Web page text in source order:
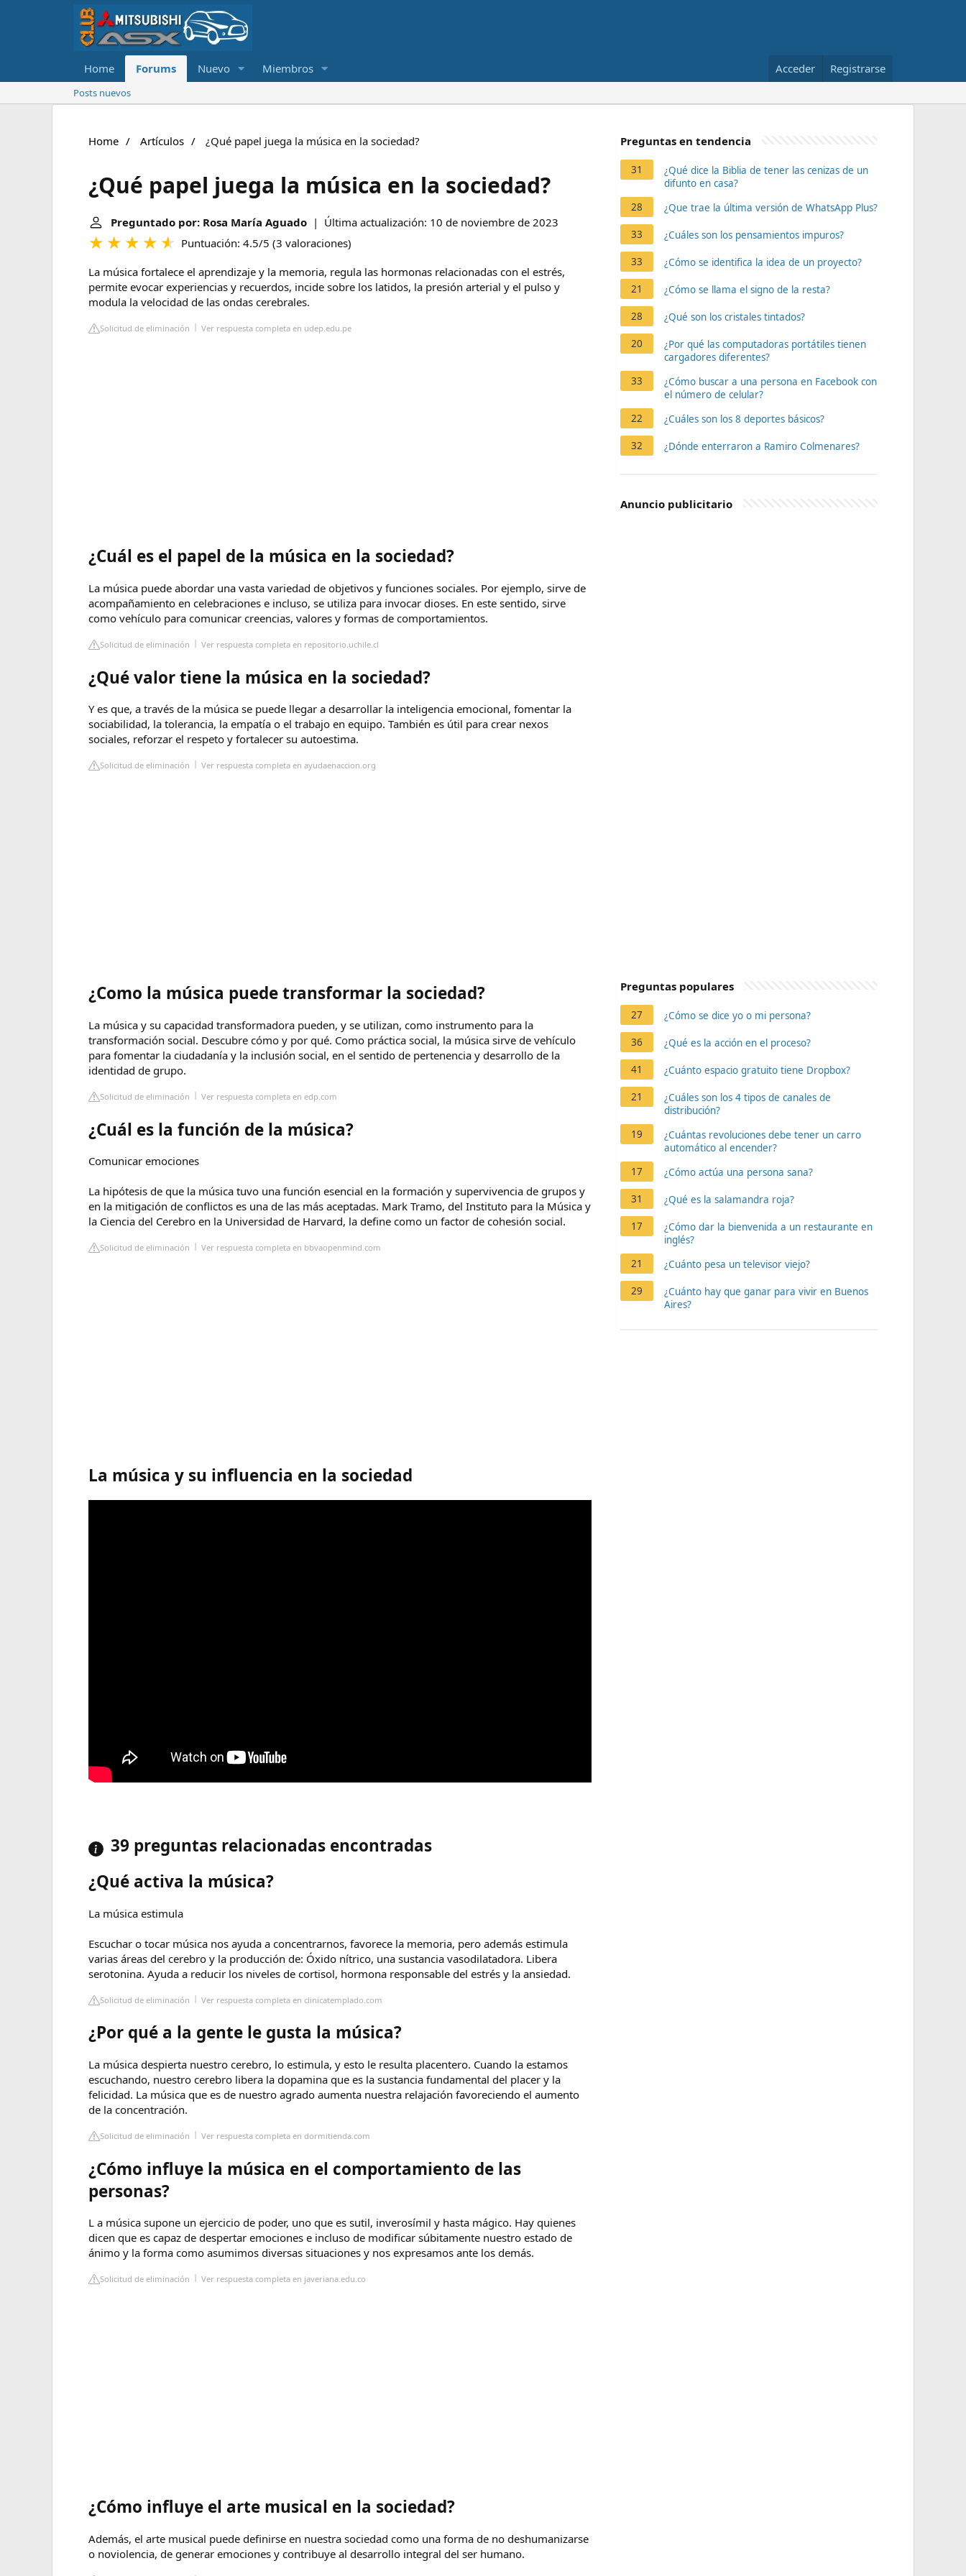
Home Forums Nuevo Miembros Acceder Registrarse
Posts nuevos
Home Artículos ¿Qué papel juega la música en la sociedad?
¿Qué papel juega la música en la sociedad?
Preguntado por: Rosa María Aguado | Última actualización: 10 de noviembre de 2023
Puntuación: 4.5/5 (3 valoraciones)
La música fortalece el aprendizaje y la memoria, regula las hormonas relacionadas con el estrés,
permite evocar experiencias y recuerdos, incide sobre los latidos, la presión arterial y el pulso y
modula la velocidad de las ondas cerebrales.
Solicitud de eliminación Ver respuesta completa en udep.edu.pe
¿Cuál es el papel de la música en la sociedad?
La música puede abordar una vasta variedad de objetivos y funciones sociales. Por ejemplo, sirve de
acompañamiento en celebraciones e incluso, se utiliza para invocar dioses. En este sentido, sirve
como vehículo para comunicar creencias, valores y formas de comportamientos.
Solicitud de eliminación Ver respuesta completa en repositorio.uchile.cl
¿Qué valor tiene la música en la sociedad?
Y es que, a través de la música se puede llegar a desarrollar la inteligencia emocional, fomentar la
sociabilidad, la tolerancia, la empatía o el trabajo en equipo. También es útil para crear nexos
sociales, reforzar el respeto y fortalecer su autoestima.
Solicitud de eliminación Ver respuesta completa en ayudaenaccion.org
¿Como la música puede transformar la sociedad?
La música y su capacidad transformadora pueden, y se utilizan, como instrumento para la
transformación social. Descubre cómo y por qué. Como práctica social, la música sirve de vehículo
para fomentar la ciudadanía y la inclusión social, en el sentido de pertenencia y desarrollo de la
identidad de grupo.
Solicitud de eliminación Ver respuesta completa en edp.com
¿Cuál es la función de la música?
Comunicar emociones
La hipótesis de que la música tuvo una función esencial en la formación y supervivencia de grupos y
en la mitigación de conflictos es una de las más aceptadas. Mark Tramo, del Instituto para la Música y
la Ciencia del Cerebro en la Universidad de Harvard, la define como un factor de cohesión social.
Solicitud de eliminación Ver respuesta completa en bbvaopenmind.com
La música y su influencia en la sociedad
39 preguntas relacionadas encontradas
¿Qué activa la música?
La música estimula
Escuchar o tocar música nos ayuda a concentrarnos, favorece la memoria, pero además estimula
varias áreas del cerebro y la producción de: Óxido nítrico, una sustancia vasodilatadora. Libera
serotonina. Ayuda a reducir los niveles de cortisol, hormona responsable del estrés y la ansiedad.
Solicitud de eliminación Ver respuesta completa en clinicatemplado.com
¿Por qué a la gente le gusta la música?
La música despierta nuestro cerebro, lo estimula, y esto le resulta placentero. Cuando la estamos
escuchando, nuestro cerebro libera la dopamina que es la sustancia fundamental del placer y la
felicidad. La música que es de nuestro agrado aumenta nuestra relajación favoreciendo el aumento
de la concentración.
Solicitud de eliminación Ver respuesta completa en dormitienda.com
¿Cómo influye la música en el comportamiento de las
personas?
L a música supone un ejercicio de poder, uno que es sutil, inverosímil y hasta mágico. Hay quienes
dicen que es capaz de despertar emociones e incluso de modificar súbitamente nuestro estado de
ánimo y la forma como asumimos diversas situaciones y nos expresamos ante los demás.
Solicitud de eliminación Ver respuesta completa en javeriana.edu.co
¿Cómo influye el arte musical en la sociedad?
Además, el arte musical puede definirse en nuestra sociedad como una forma de no deshumanizarse
o noviolencia, de generar emociones y contribuye al desarrollo integral del ser humano.
Preguntas en tendencia
31
¿Qué dice la Biblia de tener las cenizas de un
difunto en casa?
28
¿Que trae la última versión de WhatsApp Plus?
33 ¿Cuáles son los pensamientos impuros?
33 ¿Cómo se identifica la idea de un proyecto?
21 ¿Cómo se llama el signo de la resta?
28 ¿Qué son los cristales tintados?
20
¿Por qué las computadoras portátiles tienen
cargadores diferentes?
33
¿Cómo buscar a una persona en Facebook con
el número de celular?
22
¿Cuáles son los 8 deportes básicos?
32 ¿Dónde enterraron a Ramiro Colmenares?
Anuncio publicitario
Preguntas populares
27 ¿Cómo se dice yo o mi persona?
36 ¿Qué es la acción en el proceso?
41 ¿Cuánto espacio gratuito tiene Dropbox?
21
¿Cuáles son los 4 tipos de canales de
distribución?
19
¿Cuántas revoluciones debe tener un carro
automático al encender?
17
¿Cómo actúa una persona sana?
31 ¿Qué es la salamandra roja?
17
¿Cómo dar la bienvenida a un restaurante en
inglés?
21
¿Cuánto pesa un televisor viejo?
29
¿Cuánto hay que ganar para vivir en Buenos
Aires?